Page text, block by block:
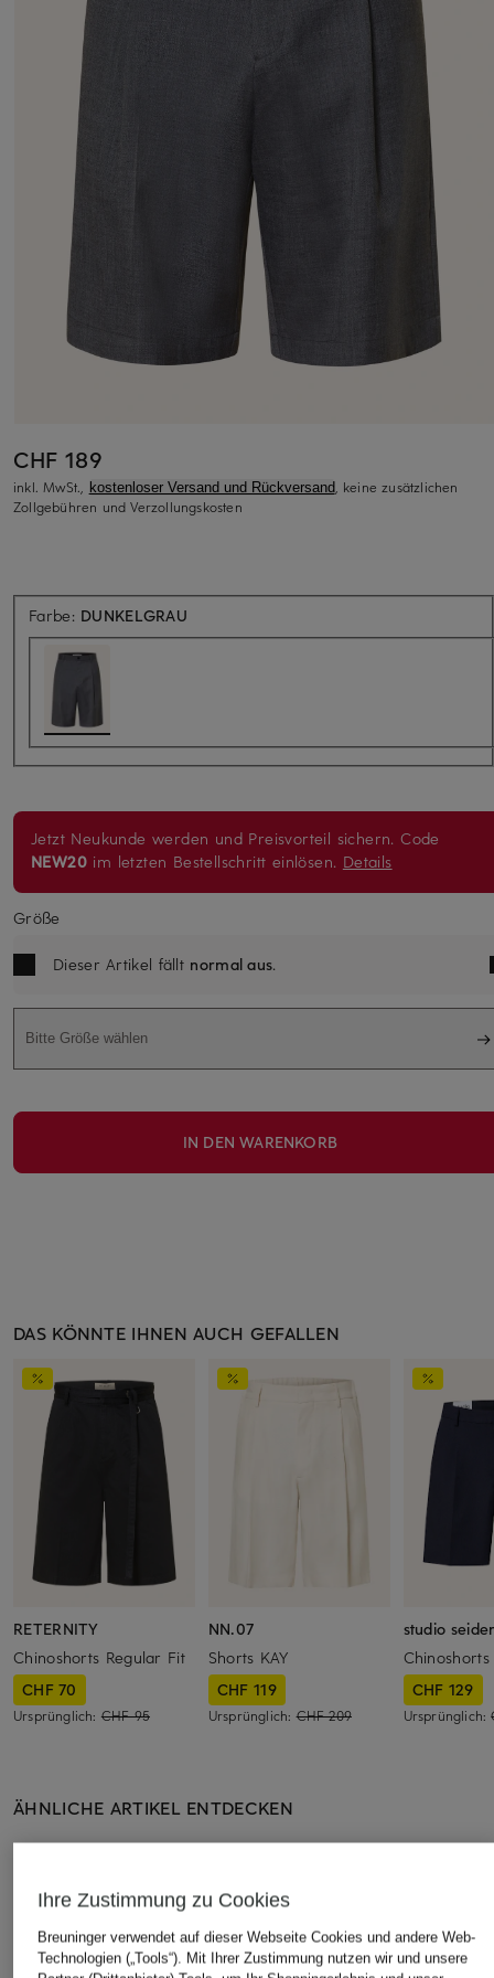
CHF 189
inkl. MwSt., kostenloser Versand und Rückversand, keine zusätzlichen
Zollgebühren und Verzollungskosten
Farbe: DUNKELGRAU
Jetzt Neukunde werden und Preisvorteil sichern. Code
NEW20 im letzten Bestellschritt einlösen. Details
Größe
Dieser Artikel fällt normal aus.
Bitte Größe wählen
IN DEN WARENKORB
DAS KÖNNTE IHNEN AUCH GEFALLEN
RETERNITY
Chinoshorts Regular Fit
CHF 70
Ursprünglich: CHF 95
NN.07
Shorts KAY
CHF 119
Ursprünglich:CHF 209
studio
CHF 129
Ursprünglich:
ÄHNLICHE ARTIKEL ENTDECKEN
Ihre Zustimmung zu Cookies
Breuninger verwendet auf dieser Webseite Cookies und andere Web-
Technologien („Tools“). Mit Ihrer Zustimmung nutzen wir und unsere